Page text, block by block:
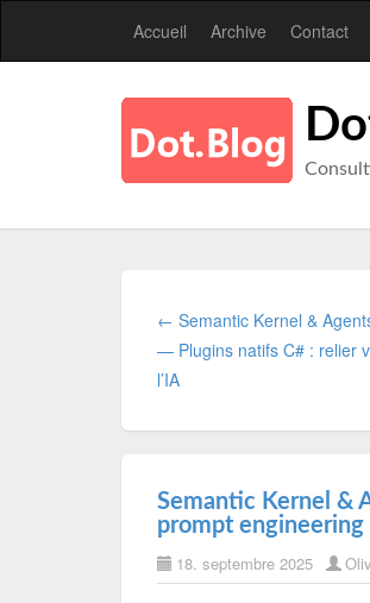
Accueil Archive Contact
← Semantic Kernel &
— Plugins natifs C# : relier
l’IA
Semantic Kernel &
prompt
18. septembre 2025